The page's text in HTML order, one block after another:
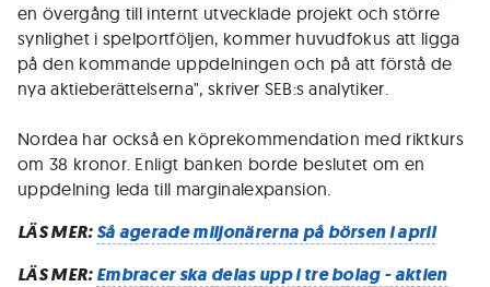
en övergång till internt utvecklade projekt och större
synlighet i spelportföljen, kommer huvudfokus att ligga
på den kommande uppdelningen och på att förstå de
nya aktieberättelserna", skriver SEB:s analytiker.
Nordea har också en köprekommendation med riktkurs
om 38 kronor. Enligt banken borde beslutet om en
uppdelning leda till marginalexpansion.
LÄS MER:Så agerade miljonärerna på börsen i april
LÄS MER:Embracer ska delas upp i tre bolag - aktien